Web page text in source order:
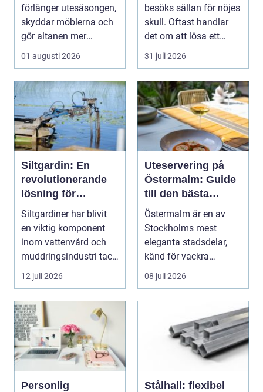
förlänger utesäsongen,
skyddar möblerna och
gör altanen mer
ombonad utan att
känna...
01 augusti 2026
besöks sällan för nöjes
skull. Oftast handlar
det om att lösa ett
problem snabb...
31 juli 2026
Siltgardin: En
revolutionerande
lösning för
vattenmiljöer
Siltgardiner har blivit
en viktig komponent
inom vattenvård och
muddringsindustri tack
vare si...
12 juli 2026
Uteservering på
Östermalm: Guide
till den bästa
restaurangen på
Östermalm
Östermalm är en av
Stockholms mest
eleganta stadsdelar,
känd för vackra
kvarter,...
08 juli 2026
Personlig
Stålhall: flexibel